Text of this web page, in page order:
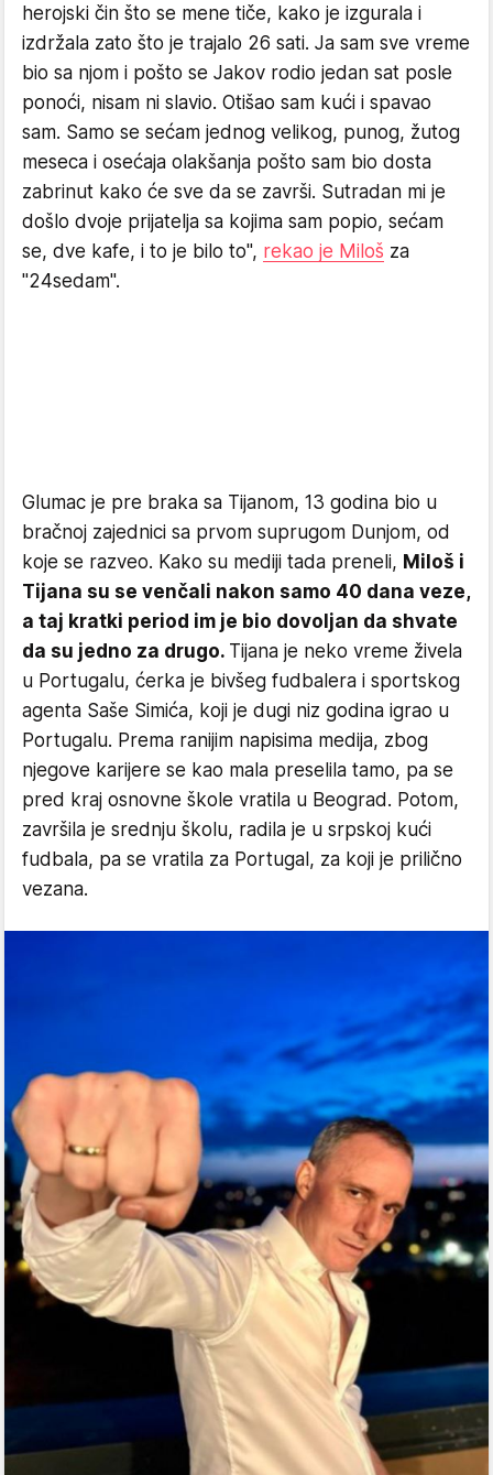
herojski čin što se mene tiče, kako je izgurala i
izdržala zato što je trajalo 26 sati. Ja sam sve vreme
bio sa njom i pošto se Jakov rodio jedan sat posle
ponoći, nisam ni slavio. Otišao sam kući i spavao
sam. Samo se sećam jednog velikog, punog, žutog
meseca i osećaja olakšanja pošto sam bio dosta
zabrinut kako će sve da se završi. Sutradan mi je
došlo dvoje prijatelja sa kojima sam popio, sećam
se, dve kafe, i to je bilo to", rekao je Miloš za
"24sedam".
Glumac je pre braka sa Tijanom, 13 godina bio u
bračnoj zajednici sa prvom suprugom Dunjom, od
koje se razveo. Kako su mediji tada preneli, Miloš i
Tijana su se venčali nakon samo 40 dana veze,
a taj kratki period im je bio dovoljan da shvate
da su jedno za drugo. Tijana je neko vreme živela
u Portugalu, ćerka je bivšeg fudbalera i sportskog
agenta Saše Simića, koji je dugi niz godina igrao u
Portugalu. Prema ranijim napisima medija, zbog
njegove karijere se kao mala preselila tamo, pa se
pred kraj osnovne škole vratila u Beograd. Potom,
završila je srednju školu, radila je u srpskoj kući
fudbala, pa se vratila za Portugal, za koji je prilično
vezana.